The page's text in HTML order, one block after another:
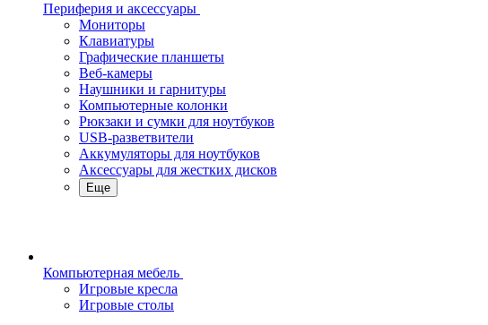
Периферия и аксессуары
Мониторы
Клавиатуры
Графические планшеты
Веб-камеры
Наушники и гарнитуры
Компьютерные колонки
Рюкзаки и сумки для ноутбуков
USB-разветвители
Аккумуляторы для ноутбуков
Аксессуары для жестких дисков
Еще
Компьютерная мебель
Игровые кресла
Игровые столы